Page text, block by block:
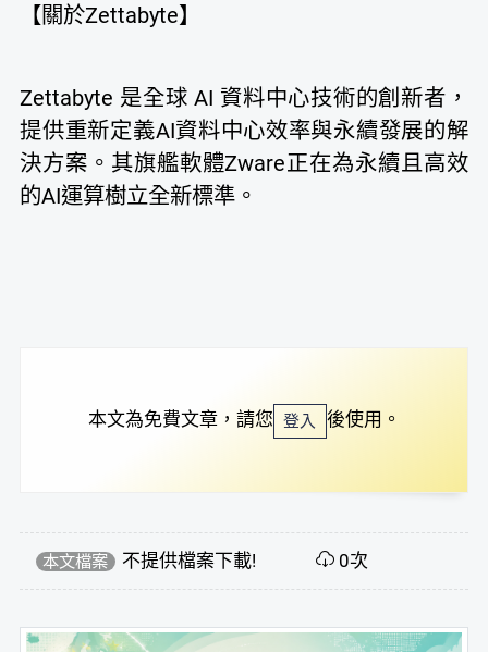
【關於Zettabyte】
Zettabyte 是全球 AI 資料中心技術的創新者，
提供重新定義AI資料中心效率與永續發展的解
決方案。其旗艦軟體Zware正在為永續且高效
的AI運算樹立全新標準。
本文為免費文章，請您 登入 後使用。
本文檔案 不提供檔案下載! 0次